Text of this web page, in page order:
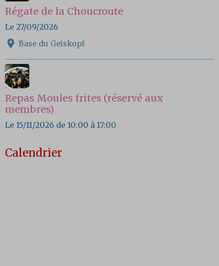
Régate de la Choucroute
Le 27/09/2026
Base du Geiskopf
Repas Moules frites (réservé aux
membres)
Le 15/11/2026 de 10:00 à 17:00
Calendrier